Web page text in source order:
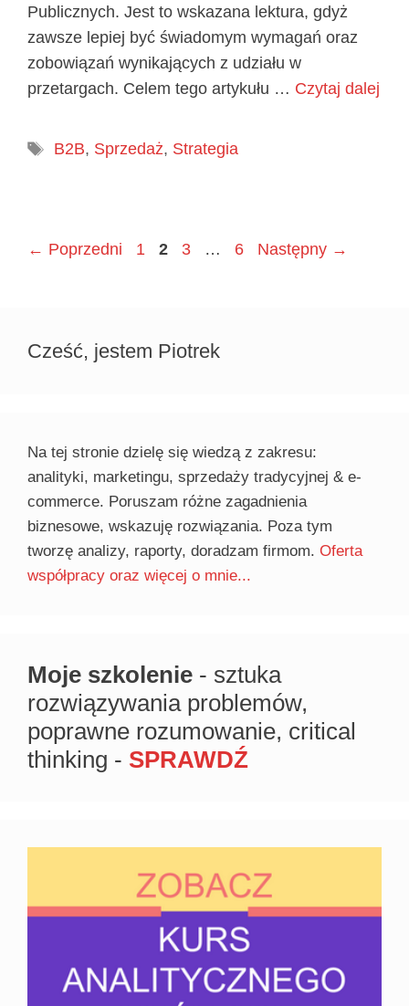
Publicznych. Jest to wskazana lektura, gdyż
zawsze lepiej być świadomym wymagań oraz
zobowiązań wynikających z udziału w
przetargach. Celem tego artykułu … Czytaj dalej
Tagi
B2B, Sprzedaż, Strategia
← Poprzedni Page
1 Page
2 Page
3 … Page
6 Następny →
Cześć, jestem Piotrek
Na tej stronie dzielę się wiedzą z zakresu:
analityki, marketingu, sprzedaży tradycyjnej & e-
commerce. Poruszam różne zagadnienia
biznesowe, wskazuję rozwiązania. Poza tym
tworzę analizy, raporty, doradzam firmom. Oferta
współpracy oraz więcej o mnie...
Moje szkolenie - sztuka
rozwiązywania problemów,
poprawne rozumowanie, critical
thinking - SPRAWDŹ